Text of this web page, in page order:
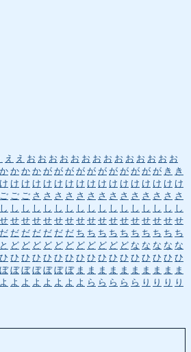
え え お お お お お お お お お お お お お お
か か か か が が が が が が が が が が が き き
け け け け け け け け け け け け け け け け け
ご ご ご さ さ さ さ さ さ さ さ さ さ さ さ さ さ
し し し し し し し し し し し し し し し し し
せ せ せ せ せ せ せ せ せ せ せ せ せ せ せ せ せ
だ だ だ だ だ だ だ ち ち ち ち ち ち ち ち ち ち
と ど ど ど ど ど ど ど ど ど ど ど な な な な な
ひ ひ ひ ひ ひ ひ ひ ひ ひ ひ ひ ひ ひ ひ ひ ひ ひ
ぼ ぼ ぼ ぼ ぼ ぼ ぼ ま ま ま ま ま ま ま ま ま ま
よ よ よ よ よ よ よ よ ら ら ら ら ら り り り り